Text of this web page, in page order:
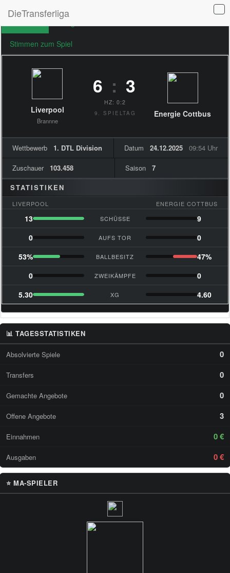
DieTransferliga
Stimmen zum Spiel
Liverpool
Brannne
6 : 3
HZ: 0:2
9. SPIELTAG Energie Cottbus
Wettbewerb 1. DTL Division Datum 24.12.2025 09:54 Uhr
Zuschauer 103.458 Saison
7
STATISTIKEN
LIVERPOOL ENERGIE COTTBUS
13 SCHÜSSE
9
0
AUFS TOR
0
53%
BALLBESITZ
47%
0
ZWEIKÄMPFE
0
5.30
XG 4.60
📊 TAGESSTATISTIKEN
Absolvierte Spiele 0
Transfers 0
Gemachte Angebote 0
Offene Angebote 3
Einnahmen 0 €
Ausgaben 0 €
⭐ MA-SPIELER